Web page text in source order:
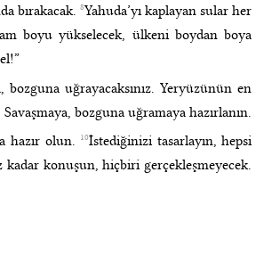
bırakacak.8Yahuda’yı kaplayan sular her
boyu yükselecek, ülkeni boydan boya
bozguna uğrayacaksınız. Yeryüzünün en
bozguna uğramaya hazırlanın.
hazır olun.
10İstediğinizi tasarlayın, hepsi
kadar konuşun, hiçbiri gerçekleşmeyecek.